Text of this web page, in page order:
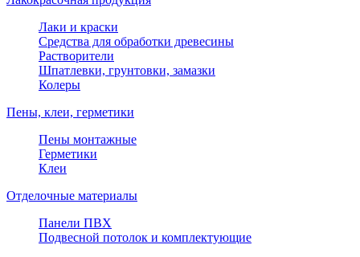
Лаки и краски
Средства для обработки древесины
Растворители
Шпатлевки, грунтовки, замазки
Колеры
Пены, клеи, герметики
Пены монтажные
Герметики
Клеи
Отделочные материалы
Панели ПВХ
Подвесной потолок и комплектующие